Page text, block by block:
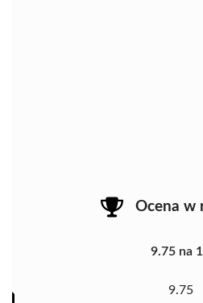
Ocena w
9.75 na
9.75